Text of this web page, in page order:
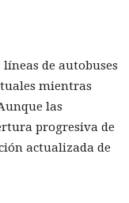
de autobuses
mientras
las
progresiva de
actualizada de